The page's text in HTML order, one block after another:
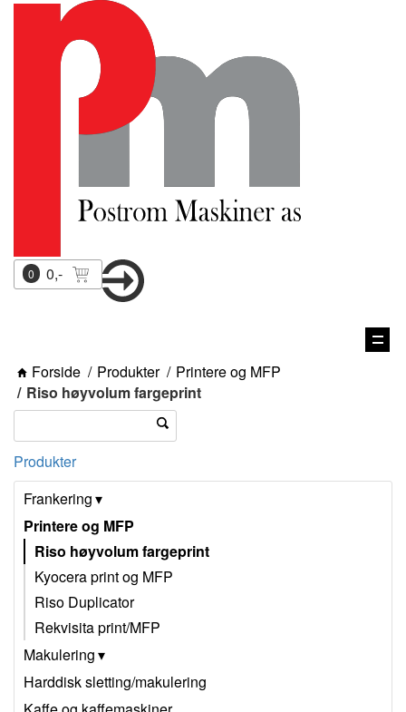
0 0,-
Vis
Forside Produkter
Printere og MFP
Riso høyvolum fargeprint
Produkter
Frankering
Printere og MFP
Riso høyvolum fargeprint
Kyocera print og MFP
Riso Duplicator
Rekvisita print/MFP
Makulering
Harddisk sletting/makulering